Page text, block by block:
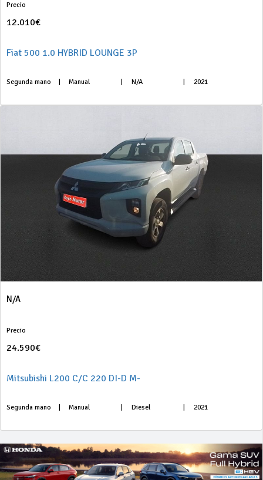
Precio
12.010€
Fiat 500 1.0 HYBRID LOUNGE 3P
Segunda mano Manual N/A 2021
N/A
Precio
24.590€
Mitsubishi L200 C/C 220 DI-D M-
Segunda mano Manual Diesel 2021